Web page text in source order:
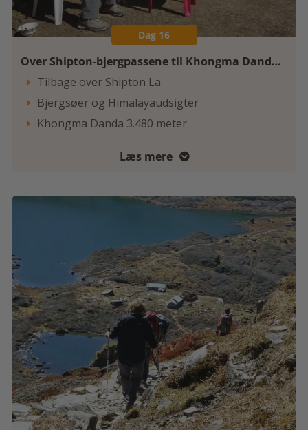
Dag 16
Over Shipton-bjergpassene til Khongma Danda 3.480 meter
 Tilbage over Shipton La
 Bjergsøer og Himalayaudsigter
 Khongma Danda 3.480 meter
Læs mere 